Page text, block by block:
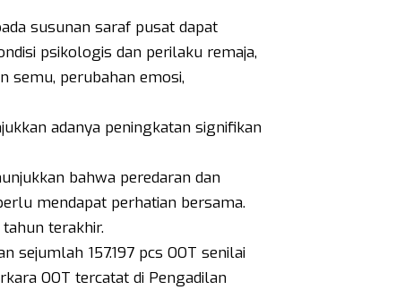
susunan saraf pusat dapat
psikologis dan perilaku remaja,
semu, perubahan emosi,
adanya peningkatan signifikan
bahwa peredaran dan
mendapat perhatian bersama.
terakhir.
sejumlah 157.197 pcs OOT senilai
OOT tercatat di Pengadilan